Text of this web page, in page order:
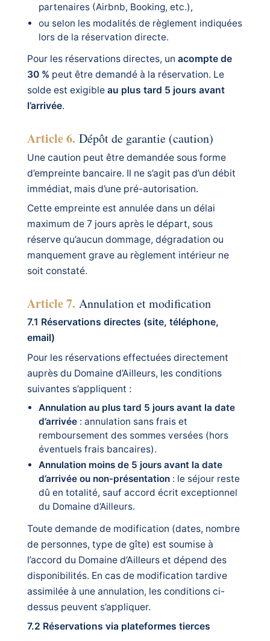
partenaires (Airbnb, Booking, etc.),
ou selon les modalités de règlement indiquées
lors de la réservation directe.
Pour les réservations directes, un acompte de
30 % peut être demandé à la réservation. Le
solde est exigible au plus tard 5 jours avant
l’arrivée.
Article 6. Dépôt de garantie (caution)
Une caution peut être demandée sous forme
d’empreinte bancaire. Il ne s’agit pas d’un débit
immédiat, mais d’une pré-autorisation.
Cette empreinte est annulée dans un délai
maximum de 7 jours après le départ, sous
réserve qu’aucun dommage, dégradation ou
manquement grave au règlement intérieur ne
soit constaté.
Article 7. Annulation et modification
7.1 Réservations directes (site, téléphone,
email)
Pour les réservations effectuées directement
auprès du Domaine d’Ailleurs, les conditions
suivantes s’appliquent :
Annulation au plus tard 5 jours avant la date
d’arrivée : annulation sans frais et
remboursement des sommes versées (hors
éventuels frais bancaires).
Annulation moins de 5 jours avant la date
d’arrivée ou non-présentation : le séjour reste
dû en totalité, sauf accord écrit exceptionnel
du Domaine d’Ailleurs.
Toute demande de modification (dates, nombre
de personnes, type de gîte) est soumise à
l’accord du Domaine d’Ailleurs et dépend des
disponibilités. En cas de modification tardive
assimilée à une annulation, les conditions ci-
dessus peuvent s’appliquer.
7.2 Réservations via plateformes tierces